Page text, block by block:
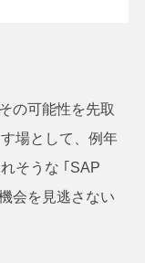
の可能性を先取
場として、例年
そうな ｢SAP
会を見逃さない